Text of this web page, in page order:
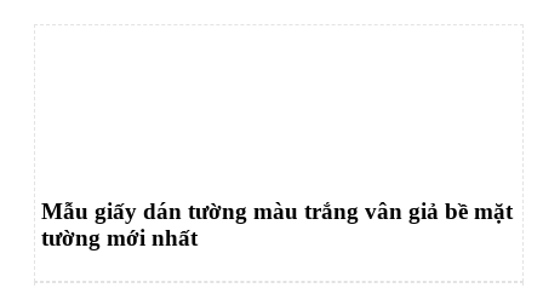
Mẫu giấy dán tường màu trắng vân giả bề mặt
tường mới nhất